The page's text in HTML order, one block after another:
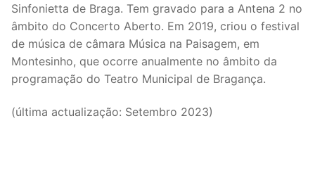
Sinfonietta de Braga. Tem gravado para a Antena 2 no
âmbito do Concerto Aberto. Em 2019, criou o festival
de música de câmara Música na Paisagem, em
Montesinho, que ocorre anualmente no âmbito da
programação do Teatro Municipal de Bragança.
(última actualização: Setembro 2023)